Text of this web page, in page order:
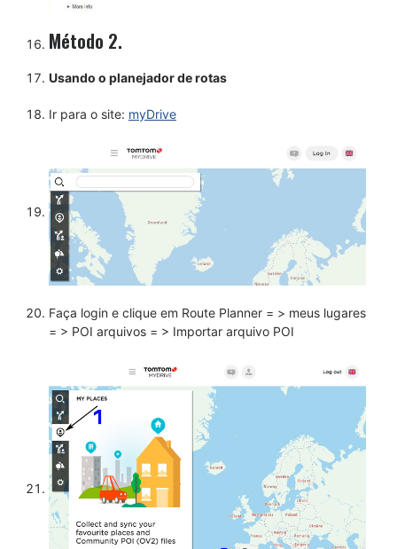
Método 2.
Usando o planejador de rotas
Ir para o site: myDrive
Faça login e clique em Route Planner = > meus lugares
= > POI arquivos = > Importar arquivo POI